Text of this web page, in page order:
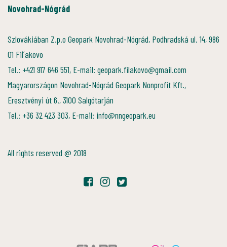
Novohrad-Nógrád
Szlovákiában Z.p.o Geopark Novohrad-Nógrád, Podhradská ul. 14, 986
01 Fiľakovo
Tel.: +421 917 646 551, E-mail: geopark.filakovo@gmail.com
Magyarországon Novohrad-Nógrád Geopark Nonprofit Kft.,
Eresztvényi út 6., 3100 Salgótarján
Tel.: +36 32 423 303, E-mail: info@nngeopark.eu
All rights reserved @ 2018